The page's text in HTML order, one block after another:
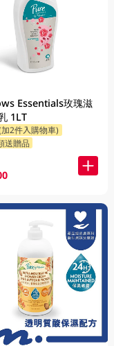
Essentials玫瑰滋
1LT
2件入購物車)
送贈品